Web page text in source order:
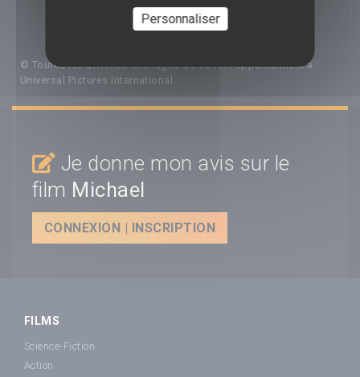
© Toutes les affiches et images de ce film appartiennent à :
Universal Pictures International
Je donne mon avis sur le
film Michael
CONNEXION | INSCRIPTION
FILMS
Science-Fiction
Action
Personnaliser